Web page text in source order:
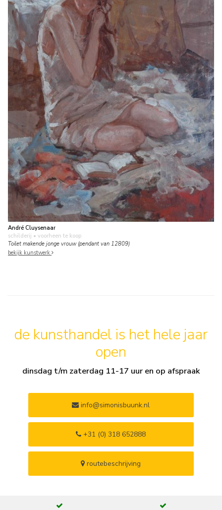
André Cluysenaar
schilderij • voorheen te koop
Toilet makende jonge vrouw (pendant van 12809)
bekijk kunstwerk
de kunsthandel is het hele jaar
open
dinsdag t/m zaterdag 11-17 uur en op afspraak
info@simonisbuunk.nl
+31 (0) 318 652888
routebeschrijving